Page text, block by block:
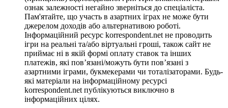
ознак залежності негайно зверніться до спеціаліста.
Пам'ятайте, що участь в азартних іграх не може бути
джерелом доходів або альтернативою роботі.
Інформаційний ресурс korrespondent.net не проводить
ігри на реальні та/або віртуальні гроші, також сайт не
приймає ні в якій формі оплату ставок та інших
платежів, які пов’язані/можуть бути пов’язані з
азартними іграми, букмекерами чи тоталізаторами. Будь-
які матеріали на інформаційному ресурсі
korrespondent.net публікуються виключно в
інформаційних цілях.